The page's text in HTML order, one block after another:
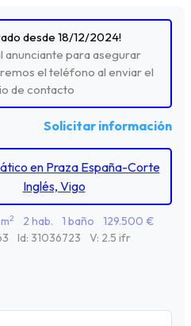
desde 18/12/2024!
anunciante para asegurar
el teléfono al enviar el
de contacto
Solicitar información
en Praza España-Corte
Inglés, Vigo
2 2 hab. 1 baño
129.500 €
Id: 31036723 V: 2.5 ifr